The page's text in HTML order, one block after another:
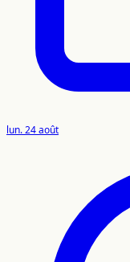
lun. 24 août